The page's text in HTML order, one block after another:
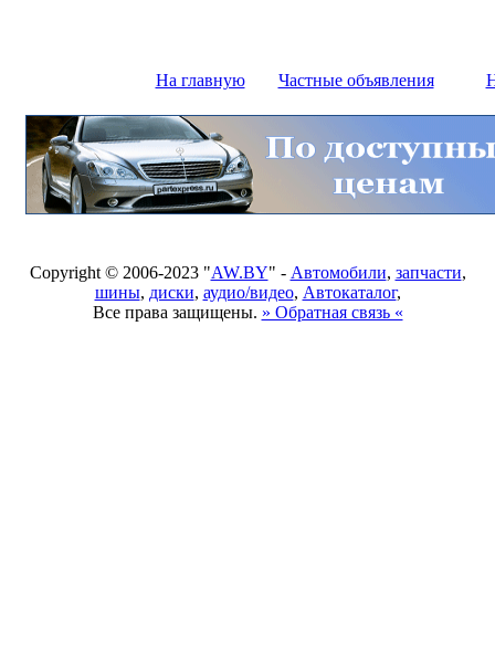
На главную Частные объявления
Copyright © 2006-2023 "AW.BY" - Автомобили, запчасти,
шины, диски, аудио/видео, Автокаталог,
Все права защищены. » Обратная связь «